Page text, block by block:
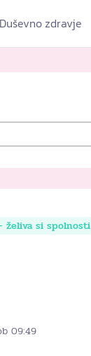
Duševno zdravje
želiva si spolnosti
09:49